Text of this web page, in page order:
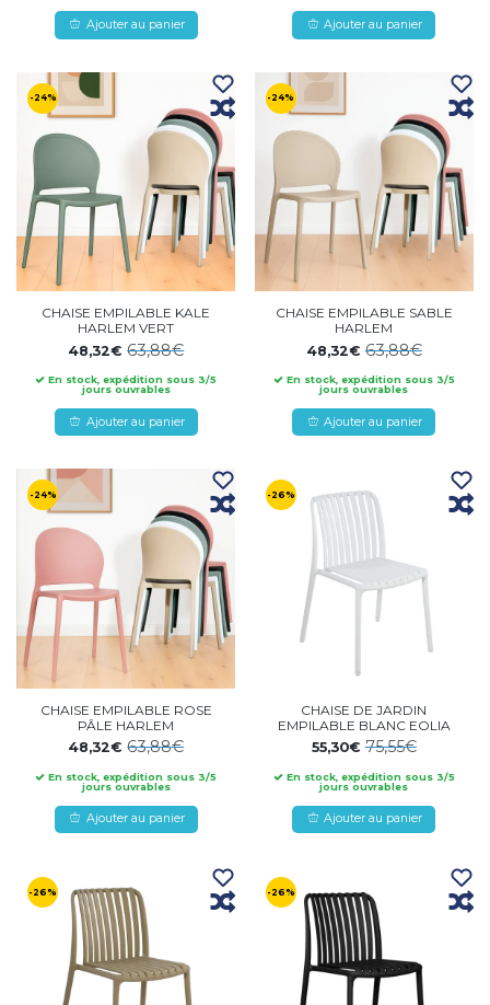
Ajouter au panier Ajouter au panier
-24%
CHAISE EMPILABLE KALE
HARLEM VERT
48,32€63,88€
En stock, expédition sous 3/5
jours ouvrables
Ajouter au panier
-24%
CHAISE EMPILABLE SABLE
HARLEM
48,32€63,88€
En stock, expédition sous 3/5
jours ouvrables
Ajouter au panier
-24%
CHAISE EMPILABLE ROSE
PÂLE HARLEM
48,32€63,88€
En stock, expédition sous 3/5
jours ouvrables
Ajouter au panier
-26%
CHAISE DE JARDIN
EMPILABLE BLANC EOLIA
55,30€75,55€
En stock, expédition sous 3/5
jours ouvrables
Ajouter au panier
-26% -26%